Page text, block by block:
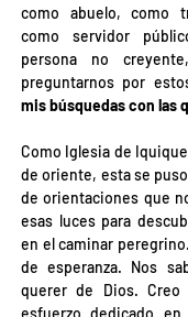
como abuelo, como
como servidor
persona no
preguntarnos por
mis búsquedas con las
Como Iglesia de
de oriente, esta se
de orientaciones que
esas luces para
en el caminar
de esperanza. Nos
querer de Dios.
esfuerzo dedicado